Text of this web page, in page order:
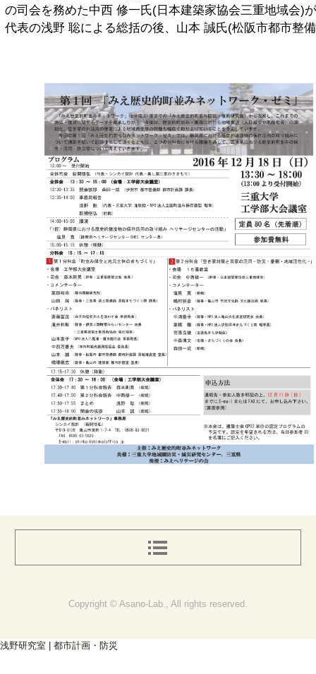
の司会を務めた中西 修一氏(日本建築家協会三重地域会)
代表の浅野 聡による総括の後、山本 誠氏(松阪市都市整
Copyright © Asano-Lab., All rights reserved.
浅野研究室 | 都市計画・防災